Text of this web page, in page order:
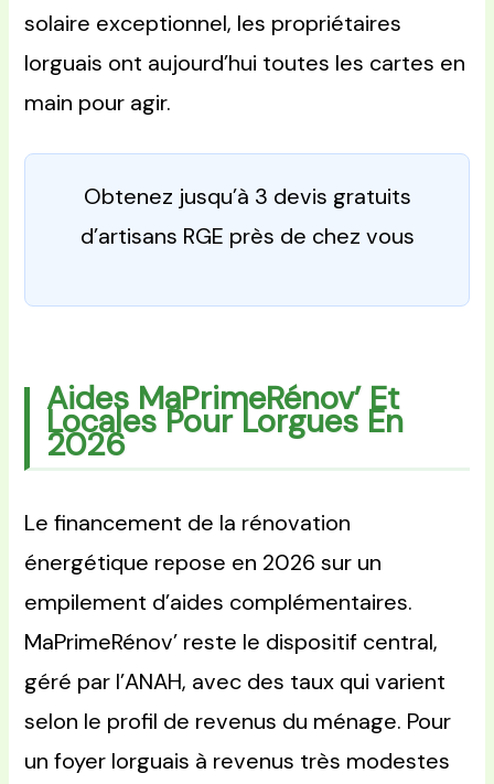
solaire exceptionnel, les propriétaires
lorguais ont aujourd’hui toutes les cartes en
main pour agir.
Obtenez jusqu’à 3 devis gratuits
d’artisans RGE près de chez vous
Aides MaPrimeRénov’ Et
Locales Pour Lorgues En
2026
Le financement de la rénovation
énergétique repose en 2026 sur un
empilement d’aides complémentaires.
MaPrimeRénov’ reste le dispositif central,
géré par l’ANAH, avec des taux qui varient
selon le profil de revenus du ménage. Pour
un foyer lorguais à revenus très modestes